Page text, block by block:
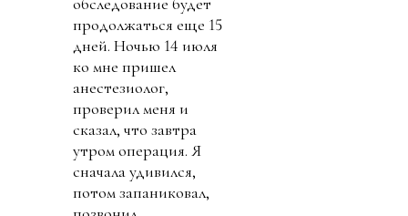
продолжаться еще 15
дней. Ночью 14 июля
ко мне пришел
анестезиолог,
проверил меня и
сказал, что завтра
утром операция. Я
сначала удивился,
потом запаниковал,